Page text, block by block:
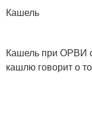
Кашель
Кашель при ОРВИ
кашлю говорит о